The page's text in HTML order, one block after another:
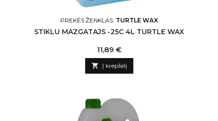
PREKĖS ŽENKLAS: TURTLE WAX
STIKLU MAZGATAJS -25C 4L TURTLE WAX
Kaina
11,89 €
 Į krepšelį